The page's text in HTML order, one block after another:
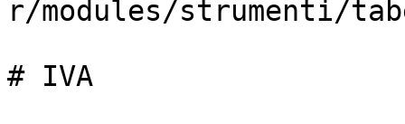
r/modules/strumenti/
# IVA